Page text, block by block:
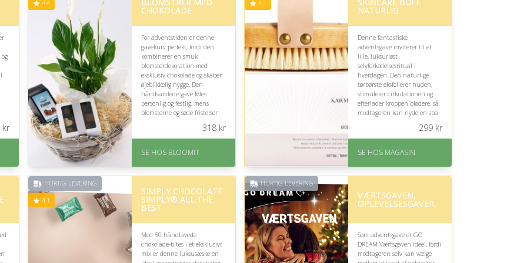
kr
4.4
CHOKOLADE
For adventstiden er denne
gavekurv perfekt, fordi den
kombinerer en smuk
blomsterdekoration med
eksklusiv chokolade og skaber
øjeblikkelig hygge. Den
håndsamlede gave føles
personlig og festlig, mens
blomsterne og søde fristelser
På lager
rating på 4.4 ud af 5
318kr
SE HOS BLOOMIT
4.1
NATURLIG
Denne fantastiske
adventsgave inviterer til et
lille, luksuriøst
selvforkælelsesritual i
hverdagen. Den naturlige
tørbørste eksfolierer huden,
stimulerer cirkulationen og
efterlader kroppen blødere, så
modtageren kan nyde en spa-
– uden at kende personens
specifikke interesser.
Levering: 1-3 dage
299kr
SE HOS MAGASIN
HURTIG LEVERING
4.1
SIMPLY CHOCOLATE
SIMPLY® ALL THE
BEST
Med 50 håndlavede
chokolade-bites i et eksklusivt
mix er denne luksusæske en
HURTIG LEVERING
VÆRTSGAVEN,
OPLEVELSESGAVER,
Som adventsgave er GO
DREAM Værtsgaven ideel, fordi
modtageren selv kan vælge